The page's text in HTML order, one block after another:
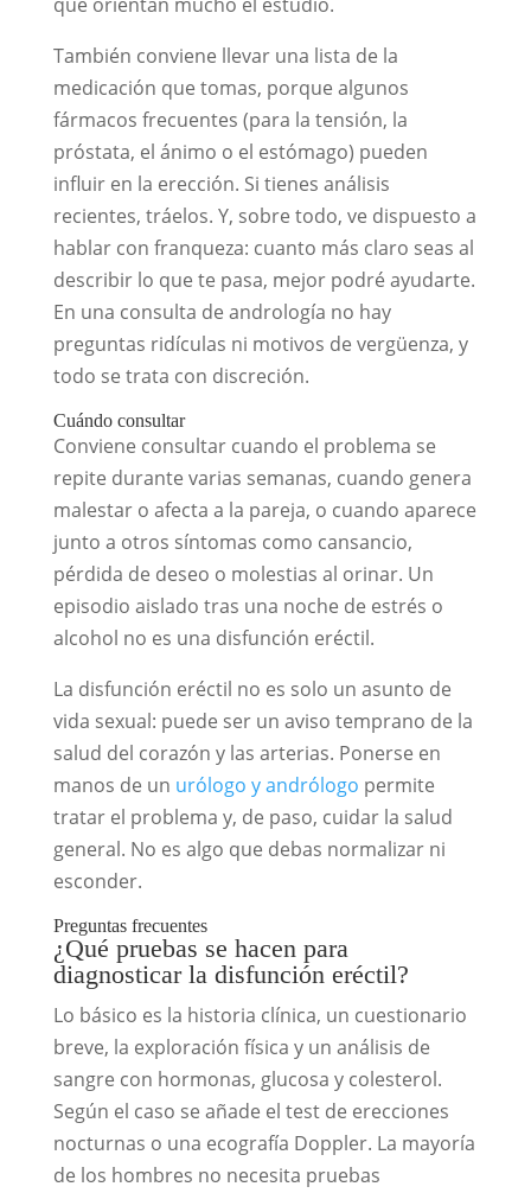
que orientan mucho el estudio.
También conviene llevar una lista de la
medicación que tomas, porque algunos
fármacos frecuentes (para la tensión, la
próstata, el ánimo o el estómago) pueden
influir en la erección. Si tienes análisis
recientes, tráelos. Y, sobre todo, ve dispuesto a
hablar con franqueza: cuanto más claro seas al
describir lo que te pasa, mejor podré ayudarte.
En una consulta de andrología no hay
preguntas ridículas ni motivos de vergüenza, y
todo se trata con discreción.
Cuándo consultar
Conviene consultar cuando el problema se
repite durante varias semanas, cuando genera
malestar o afecta a la pareja, o cuando aparece
junto a otros síntomas como cansancio,
pérdida de deseo o molestias al orinar. Un
episodio aislado tras una noche de estrés o
alcohol no es una disfunción eréctil.
La disfunción eréctil no es solo un asunto de
vida sexual: puede ser un aviso temprano de la
salud del corazón y las arterias. Ponerse en
manos de un urólogo y andrólogo permite
tratar el problema y, de paso, cuidar la salud
general. No es algo que debas normalizar ni
esconder.
Preguntas frecuentes
¿Qué pruebas se hacen para
diagnosticar la disfunción eréctil?
Lo básico es la historia clínica, un cuestionario
breve, la exploración física y un análisis de
sangre con hormonas, glucosa y colesterol.
Según el caso se añade el test de erecciones
nocturnas o una ecografía Doppler. La mayoría
de los hombres no necesita pruebas